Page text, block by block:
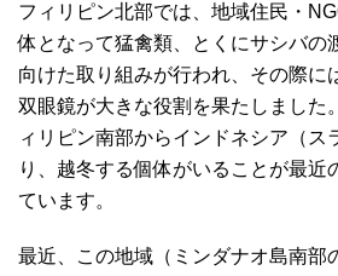
フィリピン北部では、地域住民・
体となって猛禽類、とくにサシバの
向けた取り組みが行われ、その際に
双眼鏡が大きな役割を果たしました
ィリピン南部からインドネシア（ス
り、越冬する個体がいることが最近
ています。
最近、この地域（ミンダナオ島南部